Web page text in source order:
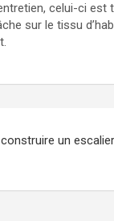
celui-ci est
sur le tissu
un